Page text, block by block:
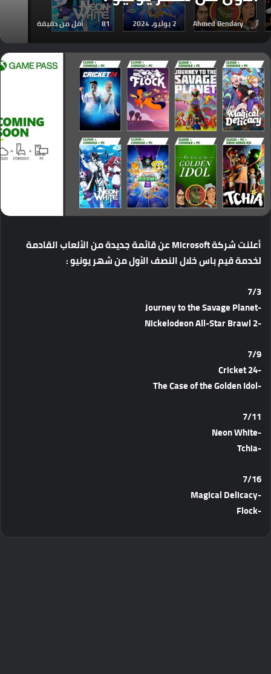
Ahmed Bendary 2 يوليو، 2024 81 أقل من دقيقة
أعلنتشركة عنقائمةجديدةمنالألعابالقادمة
لخدمةقيمباسخلالالنصفالأولمنشهريونيو:
7/3
-Journey to the Savage Planet
-Nickelodeon All-Star Brawl 2
7/9
-Cricket 24
-The Case of the Golden Idol
7/11
-Neon White
-Tchia
7/16
-Magical Delicacy
-Flock